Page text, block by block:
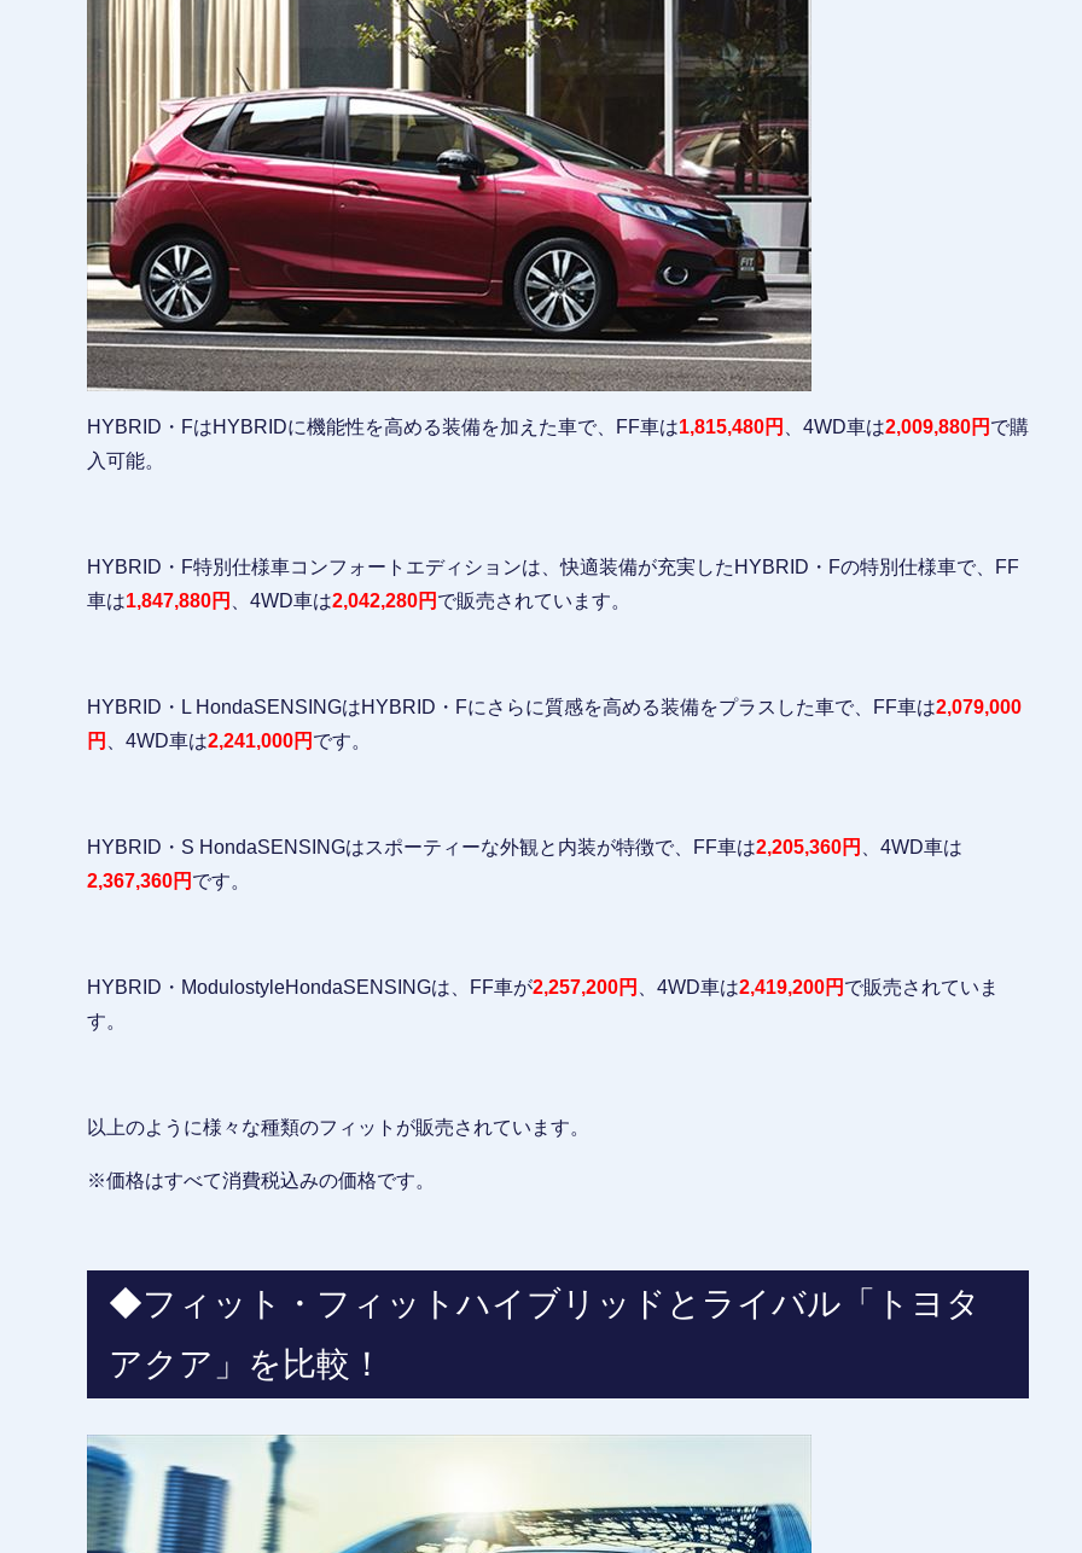
HYBRID・FはHYBRIDに機能性を高める装備を加えた車で、FF車は1,815,480円 、4WD車は2,009,880円 で購
入可能。
HYBRID・F特別仕様車コンフォートエディションは、快適装備が充実したHYBRID・Fの特別仕様車で、FF
車は1,847,880円 、4WD車は2,042,280円 で販売されています。
HYBRID・L HondaSENSINGはHYBRID・Fにさらに質感を高める装備をプラスした車で、FF車は2,079,000
円
、4WD車は2,241,000円 です。
HYBRID・S HondaSENSINGはスポーティーな外観と内装が特徴で、FF車は2,205,360円
、4WD車は
2,367,360円 です。
HYBRID・ModulostyleHondaSENSINGは、FF車が2,257,200円 、4WD車は2,419,200円 で販売されていま
す。
以上のように様々な種類のフィットが販売されています。
※価格はすべて消費税込みの価格です。
◆フィット・フィットハイブリッドとライバル「トヨタ
アクア」を比較！